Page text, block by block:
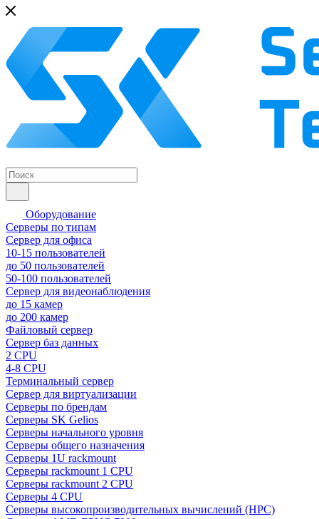
Оборудование
Серверы по типам
Сервер для офиса
10-15 пользователей
до 50 пользователей
50-100 пользователей
Сервер для видеонаблюдения
до 15 камер
до 200 камер
Файловый сервер
Сервер баз данных
2 CPU
4-8 CPU
Терминальный сервер
Сервер для виртуализации
Серверы по брендам
Серверы SK Gelios
Серверы начального уровня
Серверы общего назначения
Серверы 1U rackmount
Серверы rackmount 1 CPU
Серверы rackmount 2 CPU
Серверы 4 CPU
Серверы высокопроизводительных вычислений (HPC)